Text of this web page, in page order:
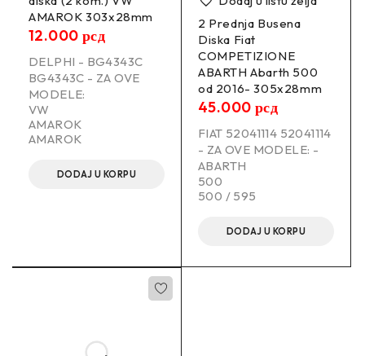
AMAROK 303x28mm
12.000 рсд
DELPHI - BG4343C
BG4343C - ZA OVE
MODELE:
VW
AMAROK
AMAROK
DODAJ U KORPU
2 Prednja Busena
Diska Fiat
COMPETIZIONE
ABARTH Abarth 500
od 2016- 305x28mm
45.000 рсд
FIAT 52041114 52041114
- ZA OVE MODELE: -
ABARTH
500
500 / 595
DODAJ U KORPU